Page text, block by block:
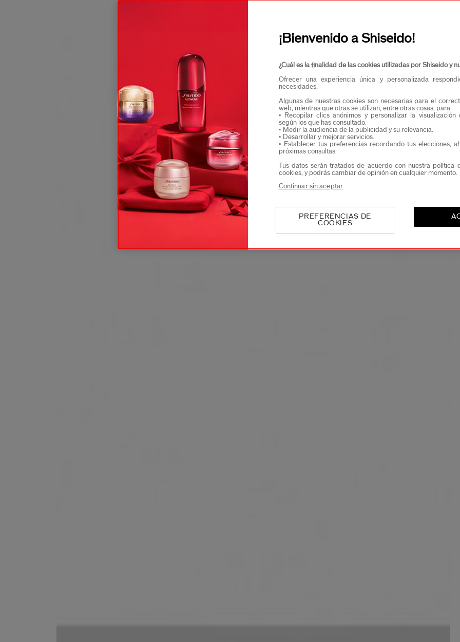
Podrás acceder en exclusiva a nuevos
¡Bienvenido a Shiseido!
¿Cuál es la finalidad de las cookies utilizadas por Shiseido y
Ofrecer una experiencia única y personalizada
necesidades.
Algunas de nuestras cookies son necesarias para el
web, mientras que otras se utilizan, entre otras cosas, para:
• Recopilar clics anónimos y personalizar la visualización
según los que has consultado.
• Medir la audiencia de la publicidad y su relevancia.
• Desarrollar y mejorar servicios.
• Establecer tus preferencias recordando tus elecciones,
próximas consultas.
Tus datos serán tratados de acuerdo con nuestra política
cookies, y podrás cambiar de opinión en cualquier momento.
PREFERENCIAS DE
COOKIES
Continuar sin aceptar